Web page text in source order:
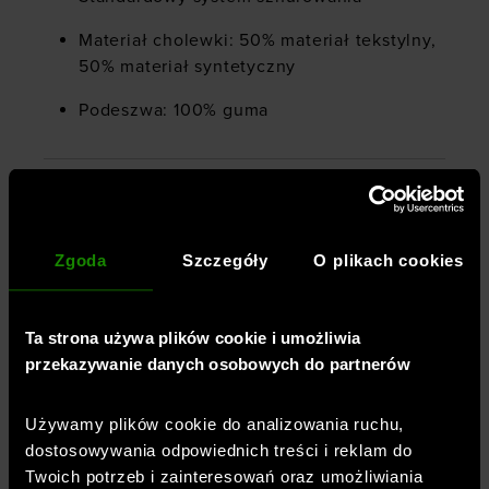
Zgoda Szczegóły O plikach cookies
Ta strona używa plików cookie i umożliwia
przekazywanie danych osobowych do partnerów
Używamy plików cookie do analizowania ruchu,
dostosowywania odpowiednich treści i reklam do
Twoich potrzeb i zainteresowań oraz umożliwiania
Materiał cholewki: 50% materiał tekstylny,
50% materiał syntetyczny
Podeszwa: 100% guma
Kolor: Beżowy
Materiał dominujący: materiał syntetyczny
Rodzaj zapięcia: sznurowane
Rodzaj obcasa: płaski
Właściwości obuwia:
przewiewna cholewka,miękka wkładka,